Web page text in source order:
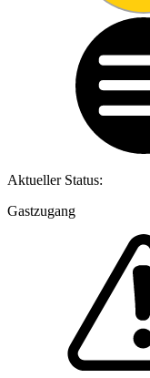
Aktueller Status:
Gastzugang